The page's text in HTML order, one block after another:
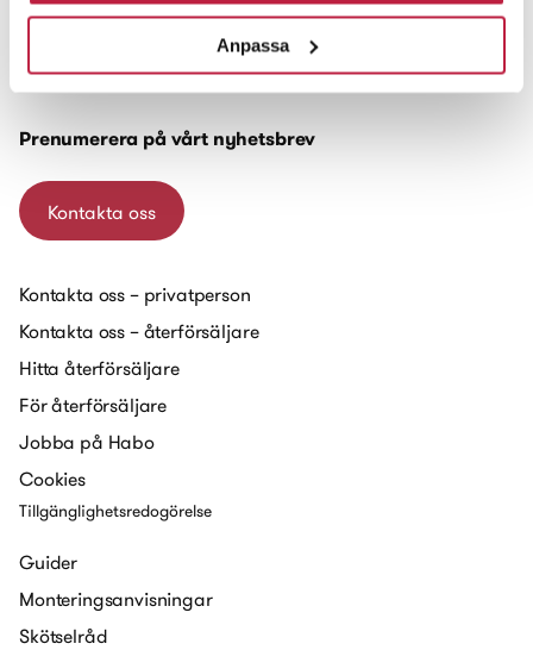
Anpassa
Habo Gruppen AB
551 14 Jönköping
Prenumerera på vårt nyhetsbrev
Kontakta oss
Kontakta oss – privatperson
Kontakta oss – återförsäljare
Hitta återförsäljare
För återförsäljare
Jobba på Habo
Cookies
Tillgänglighetsredogörelse
Guider
Monteringsanvisningar
Skötselråd